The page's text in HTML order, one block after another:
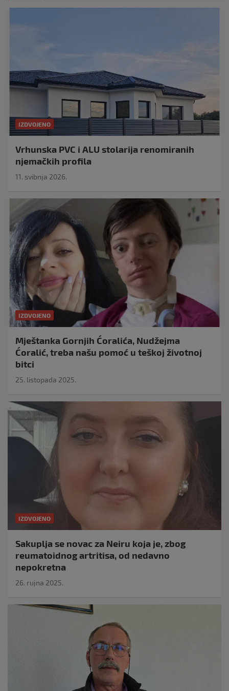
IZDVOJENO
Vrhunska PVC i ALU stolarija renomiranih
njemačkih profila
11. svibnja 2026.
IZDVOJENO
Mještanka Gornjih Ćoralića, Nudžejma
Ćoralić, treba našu pomoć u teškoj životnoj
bitci
25. listopada 2025.
IZDVOJENO
Sakuplja se novac za Neiru koja je, zbog
reumatoidnog artritisa, od nedavno
nepokretna
26. rujna 2025.